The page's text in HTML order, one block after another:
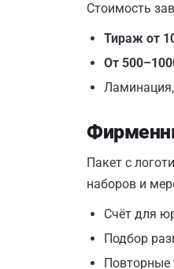
Стоимость
Тираж от
От
Пакет с
наборов и
Счёт для
Подбор
Повторные